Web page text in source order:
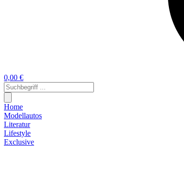
0,00 €
Home
Modellautos
Literatur
Lifestyle
Exclusive